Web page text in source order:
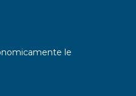
le